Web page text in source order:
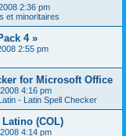
2:36 pm
et minoritaires
4 »
2:55 pm
for Microsoft Office
4:16 pm
- Latin Spell Checker
(COL)
4:14 pm